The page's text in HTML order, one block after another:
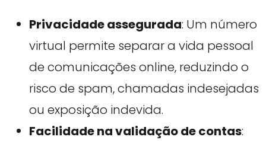
Privacidade assegurada: Um número
virtual permite separar a vida pessoal
de comunicações online, reduzindo o
risco de spam, chamadas indesejadas
ou exposição indevida.
Facilidade na validação de contas: